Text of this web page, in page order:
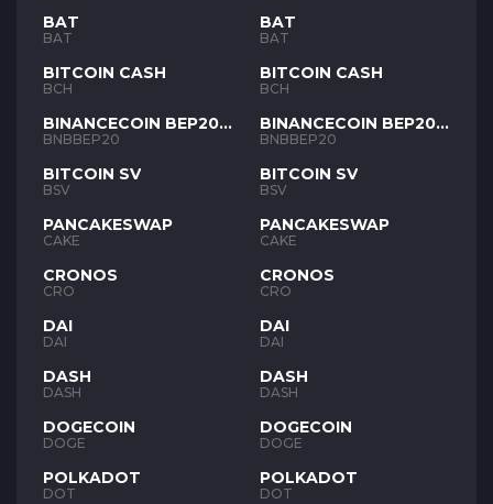
BAT
BAT
BITCOIN CASH
BCH
BINANCECOIN BEP20
BNB
BNBBEP20
BITCOIN SV
BSV
PANCAKESWAP
CAKE
CRONOS
CRO
DAI
DAI
DASH
DASH
DOGECOIN
DOGE
POLKADOT
DOT
BAT
BAT
BITCOIN CASH
BCH
BINANCECOIN BEP20
BNB
BNBBEP20
BITCOIN SV
BSV
PANCAKESWAP
CAKE
CRONOS
CRO
DAI
DAI
DASH
DASH
DOGECOIN
DOGE
POLKADOT
DOT